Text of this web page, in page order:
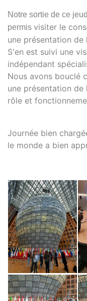
Notre sortie de ce
permis visiter le
une présentation
S'en est suivi une
indépendant
Nous avons bouclé
une présentation de
rôle et
Journée bien
le monde a bien